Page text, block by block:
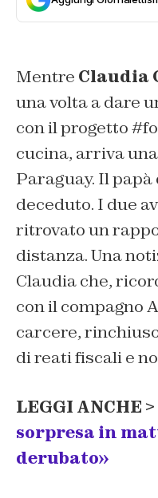
Mentre Claudia
una volta a dare
con il progetto
cucina, arriva
Paraguay. Il
deceduto. I due
ritrovato un
distanza. Una
Claudia che,
con il compagno
carcere,
di reati fiscali e
LEGGI ANCHE >
sorpresa in
derubato»